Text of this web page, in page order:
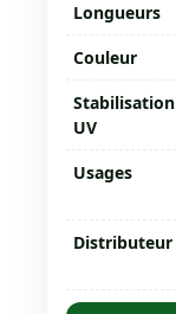
Longueurs
Couleur
Stabilisation
UV
Usages
Distributeur